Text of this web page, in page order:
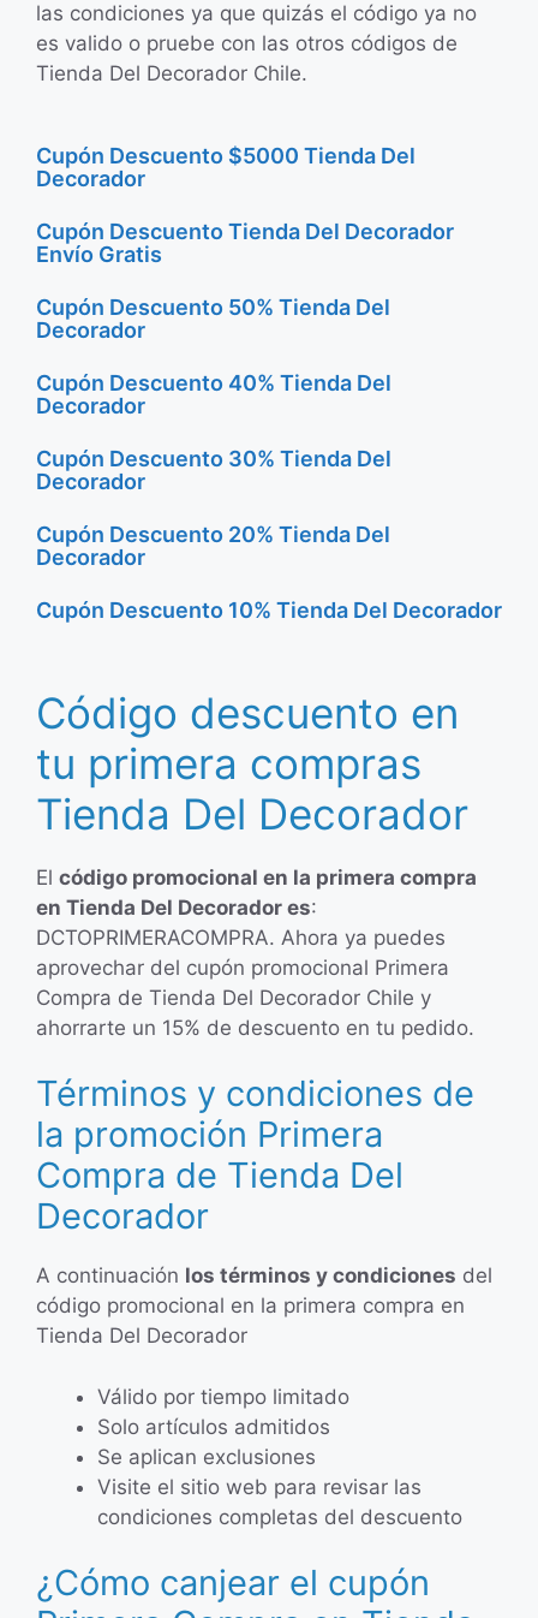
las condiciones ya que quizás el código ya no
es valido o pruebe con las otros códigos de
Tienda Del Decorador Chile.
Cupón Descuento $5000 Tienda Del
Decorador
Cupón Descuento Tienda Del Decorador
Envío Gratis
Cupón Descuento 50% Tienda Del
Decorador
Cupón Descuento 40% Tienda Del
Decorador
Cupón Descuento 30% Tienda Del
Decorador
Cupón Descuento 20% Tienda Del
Decorador
Cupón Descuento 10% Tienda Del Decorador
Código descuento en
tu primera compras
Tienda Del Decorador
El código promocional en la primera compra
en Tienda Del Decorador es:
DCTOPRIMERACOMPRA. Ahora ya puedes
aprovechar del cupón promocional Primera
Compra de Tienda Del Decorador Chile y
ahorrarte un 15% de descuento en tu pedido.
Términos y condiciones de
la promoción Primera
Compra de Tienda Del
Decorador
A continuación los términos y condiciones del
código promocional en la primera compra en
Tienda Del Decorador
Válido por tiempo limitado
Solo artículos admitidos
Se aplican exclusiones
Visite el sitio web para revisar las
condiciones completas del descuento
¿Cómo canjear el cupón